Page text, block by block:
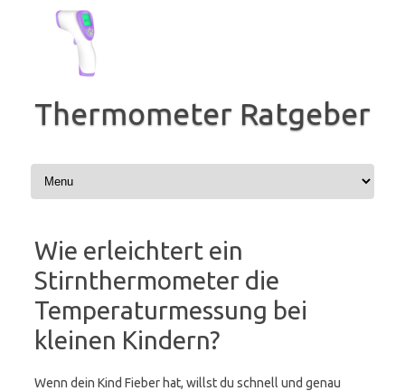
springen
Thermometer Ratgeber
Wie erleichtert ein
Stirnthermometer die
Temperaturmessung bei
kleinen Kindern?
Wenn dein Kind Fieber hat, willst du schnell und genau